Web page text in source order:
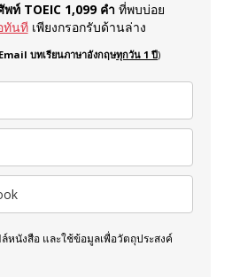
ท์ TOEIC 1,099 คำ ที่พบบ่อย
ทันที เพียงกรอกรับด้านล่าง
บทเรียนภาษาอังกฤษทุกวัน 1 ปี)
หนังสือ และใช้ข้อมูลเพื่อวัตถุประสงค์